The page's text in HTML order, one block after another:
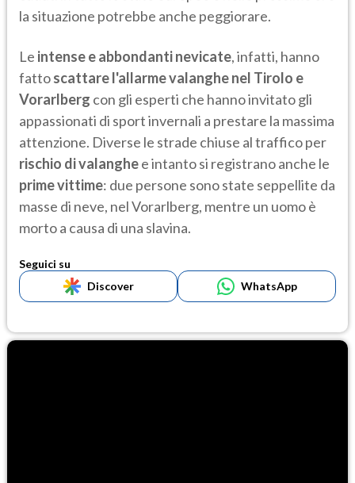
la situazione potrebbe anche peggiorare.
Le intense e abbondanti nevicate, infatti, hanno
fattoscattare l'allarme valanghe nel Tirolo e
Vorarlberg con gli esperti che hanno invitato gli
appassionati di sport invernali a prestare la massima
attenzione. Diverse le strade chiuse al traffico per
rischio di valanghee intanto si registrano anche le
prime vittime: due persone sono state seppellite da
masse di neve, nel Vorarlberg, mentre un uomo è
morto a causa di una slavina.
Seguici su
Discover
WhatsApp